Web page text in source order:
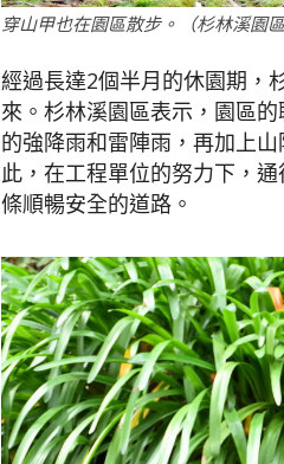
穿山甲也在園區散步。（杉林溪園區
經過長達2個半月的休園期，
來。杉林溪園區表示，園區
的強降雨和雷陣雨，再加上
此，在工程單位的努力下，
條順暢安全的道路。